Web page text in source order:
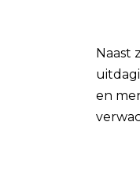
Naast
en